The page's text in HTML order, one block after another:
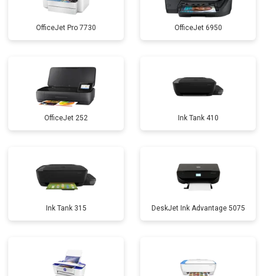
OfficeJet Pro 7730 OfficeJet 6950
OfficeJet 252 Ink Tank 410
Ink Tank 315 DeskJet Ink Advantage 5075